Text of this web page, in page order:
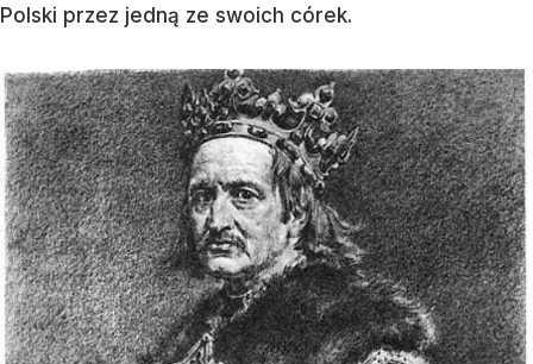
Polski przez jedną ze swoich córek.